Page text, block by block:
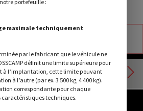
CROSSCAMP
portefeuille :
maximale techniquement
par le fabricant que le véhicule ne
définit une limite supérieure pour
à l’implantation, cette limite pouvant
à l’autre (par ex. 3 500 kg, 4 400 kg).
correspondante pour chaque
techniques.